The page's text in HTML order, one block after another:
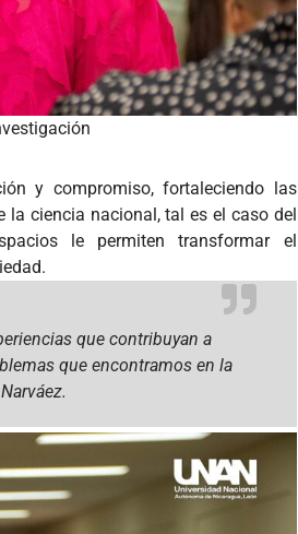
y compromiso, fortaleciendo las
la ciencia nacional, tal es el caso del
le permiten transformar el
que contribuyan a
que encontramos en la